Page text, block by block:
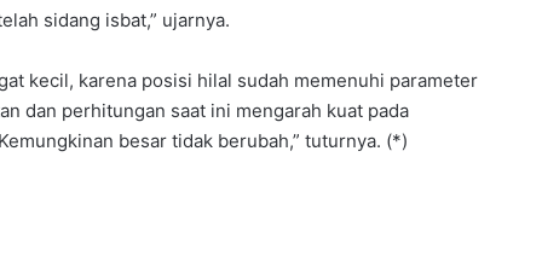
sidang isbat,” ujarnya.
kecil, karena posisi hilal sudah memenuhi parameter
dan perhitungan saat ini mengarah kuat pada
besar tidak berubah,” tuturnya. (*)